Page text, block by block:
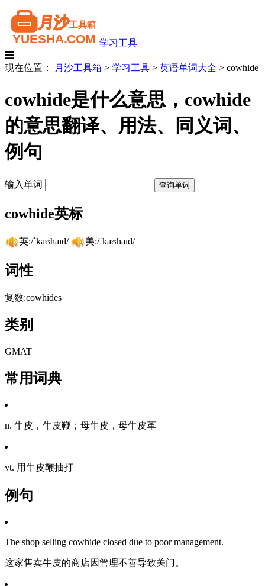
学习工具
☰
现在位置：
月沙工具箱 > 学习工具 > 英语单词大全 > cowhide
cowhide是什么意思，cowhide
的意思翻译、用法、同义词、
例句
输入单词
cowhide英标
英:/ˈkaʊhaɪd/ 美:/ˈkaʊhaɪd/
词性
复数:cowhides
类别
GMAT
常用词典
n. 牛皮，牛皮鞭；母牛皮，母牛皮革
vt. 用牛皮鞭抽打
例句
The shop selling cowhide closed due to poor management.
这家售卖牛皮的商店因管理不善导致关门。